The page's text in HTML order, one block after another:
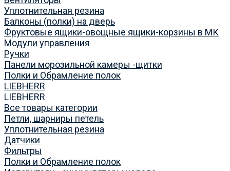
Уплотнительная резина
Балконы (полки) на дверь
Фруктовые ящики-овощные ящики-корзины в МК
Модули управления
Ручки
Панели морозильной камеры -щитки
Полки и Обрамление полок
LIEBHERR
LIEBHERR
Все товары категории
Петли, шарниры петель
Уплотнительная резина
Датчики
Фильтры
Полки и Обрамление полок